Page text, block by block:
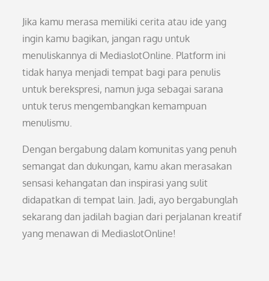
Jika kamu merasa memiliki cerita atau ide yang
ingin kamu bagikan, jangan ragu untuk
menuliskannya di MediaslotOnline. Platform ini
tidak hanya menjadi tempat bagi para penulis
untuk berekspresi, namun juga sebagai sarana
untuk terus mengembangkan kemampuan
menulismu.
Dengan bergabung dalam komunitas yang penuh
semangat dan dukungan, kamu akan merasakan
sensasi kehangatan dan inspirasi yang sulit
didapatkan di tempat lain. Jadi, ayo bergabunglah
sekarang dan jadilah bagian dari perjalanan kreatif
yang menawan di MediaslotOnline!